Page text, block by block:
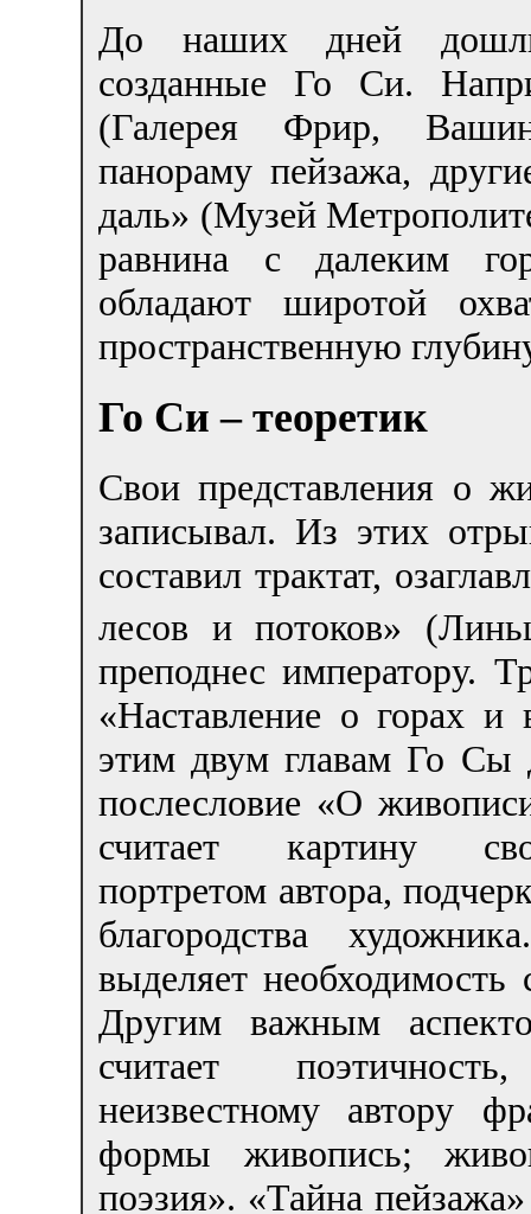
До наших дней
созданные Го Си.
(Галерея Фрир,
панораму пейзажа,
даль» (Музей
равнина с далеким
обладают широтой
пространственную
Го Си – теоретик
Свои представления о
записывал. Из этих
составил трактат,
лесов и потоков»
преподнес императору.
«Наставление о горах
этим двум главам Го Сы
послесловие «О
считает картину
портретом автора,
благородства
выделяет необходимость
Другим важным
считает
неизвестному автору
формы живопись;
поэзия». «Тайна